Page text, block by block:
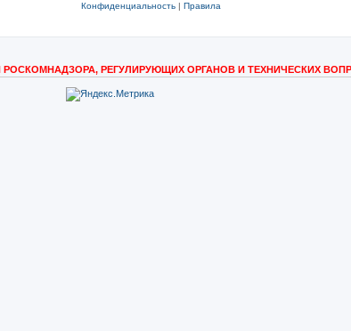
Конфиденциальность |Правила
РЕГУЛИРУЮЩИХ ОРГАНОВ И ТЕХНИЧЕСКИХ